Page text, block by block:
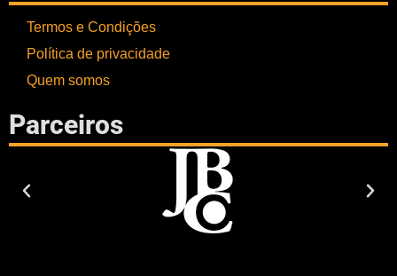
Termos e Condições
Política de privacidade
Quem somos
Parceiros